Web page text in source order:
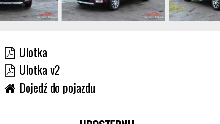
Ulotka
Ulotka v2
Dojedź do pojazdu